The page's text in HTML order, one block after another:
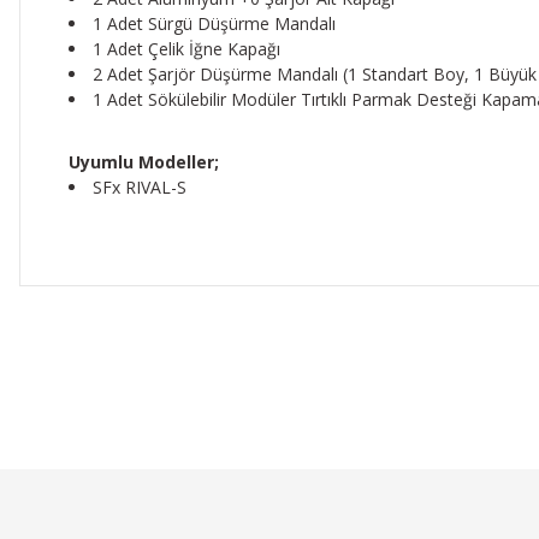
1 Adet Sürgü Düşürme Mandalı
1 Adet Çelik İğne Kapağı
2 Adet Şarjör Düşürme Mandalı (1 Standart Boy, 1
1 Adet Sökülebilir Modüler Tırtıklı Parmak Desteği
Uyumlu Modeller;
SFx RIVAL-S